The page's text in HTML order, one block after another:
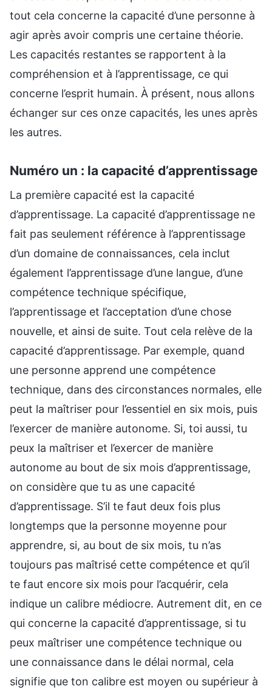
tout cela concerne la capacité d’une personne à
agir après avoir compris une certaine théorie.
Les capacités restantes se rapportent à la
compréhension et à l’apprentissage, ce qui
concerne l’esprit humain. À présent, nous allons
échanger sur ces onze capacités, les unes après
les autres.
Numéro un : la capacité d’apprentissage
La première capacité est la capacité
d’apprentissage. La capacité d’apprentissage ne
fait pas seulement référence à l’apprentissage
d’un domaine de connaissances, cela inclut
également l’apprentissage d’une langue, d’une
compétence technique spécifique,
l’apprentissage et l’acceptation d’une chose
nouvelle, et ainsi de suite. Tout cela relève de la
capacité d’apprentissage. Par exemple, quand
une personne apprend une compétence
technique, dans des circonstances normales, elle
peut la maîtriser pour l’essentiel en six mois, puis
l’exercer de manière autonome. Si, toi aussi, tu
peux la maîtriser et l’exercer de manière
autonome au bout de six mois d’apprentissage,
on considère que tu as une capacité
d’apprentissage. S’il te faut deux fois plus
longtemps que la personne moyenne pour
apprendre, si, au bout de six mois, tu n’as
toujours pas maîtrisé cette compétence et qu’il
te faut encore six mois pour l’acquérir, cela
indique un calibre médiocre. Autrement dit, en ce
qui concerne la capacité d’apprentissage, si tu
peux maîtriser une compétence technique ou
une connaissance dans le délai normal, cela
signifie que ton calibre est moyen ou supérieur à